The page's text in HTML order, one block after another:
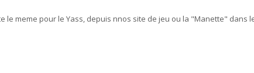
le meme pour le Yass, depuis nnos site de jeu ou la "Manette" dans